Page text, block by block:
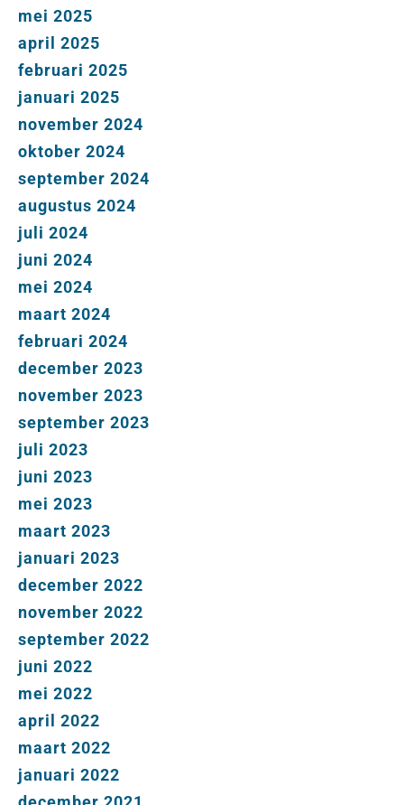
mei 2025
april 2025
februari 2025
januari 2025
november 2024
oktober 2024
september 2024
augustus 2024
juli 2024
juni 2024
mei 2024
maart 2024
februari 2024
december 2023
november 2023
september 2023
juli 2023
juni 2023
mei 2023
maart 2023
januari 2023
december 2022
november 2022
september 2022
juni 2022
mei 2022
april 2022
maart 2022
januari 2022